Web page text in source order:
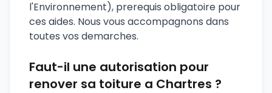
l'Environnement), prerequis obligatoire pour
ces aides. Nous vous accompagnons dans
toutes vos demarches.
Faut-il une autorisation pour
renover sa toiture a Chartres ?